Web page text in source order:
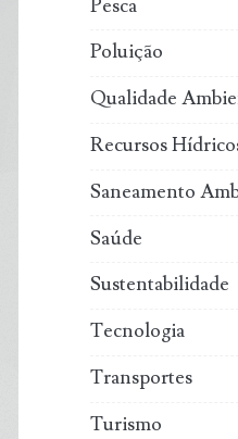
Pesca
Poluição
Qualidade
Recursos
Saneamento
Saúde
Sustentabilidade
Tecnologia
Transportes
Turismo